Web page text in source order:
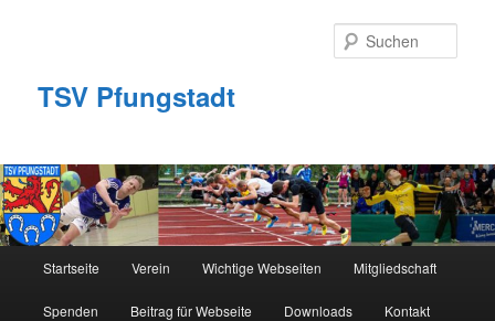
TSV Pfungstadt
Startseite Verein Wichtige Webseiten Mitgliedschaft
Spenden Beitrag für Webseite Downloads Kontakt